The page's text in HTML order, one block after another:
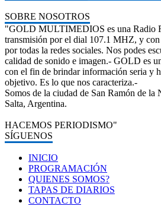
SOBRE NOSOTROS
"GOLD MULTIMEDIOS es una Radio
transmisión por el dial 107.1 MHZ, y
por todas la redes sociales. Nos podes
calidad de sonido e imagen.- GOLD es
con el fin de brindar información seria y
objetivo. Es lo que nos caracteriza.-
Somos de la ciudad de San Ramón de
Salta, Argentina.
HACEMOS PERIODISMO"
SÍGUENOS
INICIO
PROGRAMACIÓN
QUIENES SOMOS?
TAPAS DE DIARIOS
CONTACTO